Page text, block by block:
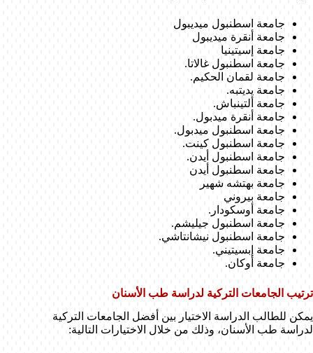
جامعة اسطنبول ميديبول
جامعة أنقرة ميديبول
جامعة إسيتينيا
جامعة اسطنبول غالاتا.
جامعة لقمان الحكيم.
جامعة يديتبه.
جامعة ألتينباش.
جامعة أنقرة ميدبول.
جامعة اسطنبول ميدبول.
جامعة اسطنبول كينت.
جامعة اسطنبول أيدن.
جامعة اسطنبول أيدن
جامعة بهتشه شهير
جامعة بيروني
جامعة أوسكودار.
جامعة اسطنبول جيليشم.
جامعة اسطنبول نيشانتاشي.
جامعة إبسيتيني.
جامعة أوكان.
ترتيب الجامعات التركية لدراسة طب الأسنان
يمكن للطالب الدراسة الاختيار بين أفضل الجامعات التركية
لدراسة طب الأسنان، وذلك من خلال الاختيارات التالية: